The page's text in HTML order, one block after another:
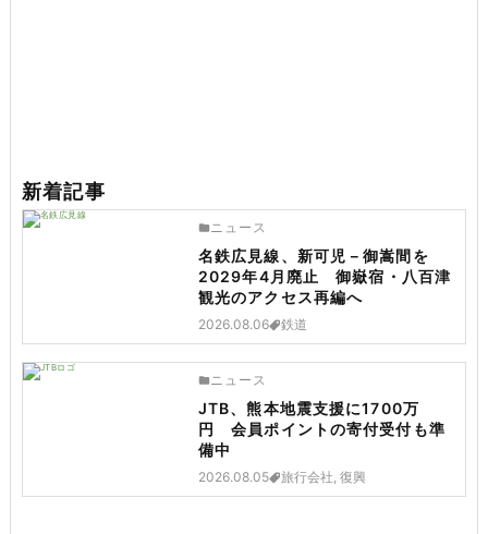
新着記事
ニュース
名鉄広見線、新可児－御嵩間を
2029年4月廃止 御嶽宿・八百津
観光のアクセス再編へ
2026.08.06 鉄道
ニュース
JTB、熊本地震支援に1700万
円 会員ポイントの寄付受付も準
備中
2026.08.05 旅行会社, 復興